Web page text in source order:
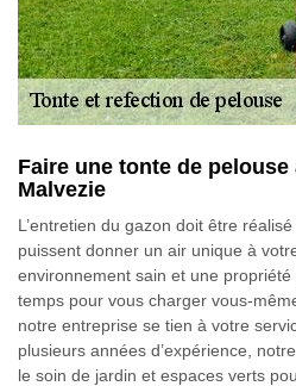
Faire une tonte de
Malvezie
L’entretien du gazon doit être
puissent donner un air unique à
environnement sain et une
temps pour vous charger vous-
notre entreprise se tien à votre
plusieurs années d’expérience,
le soin de jardin et espaces verts